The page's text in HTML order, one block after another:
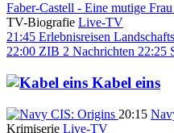
Faber-Castell - Eine mutige
TV-Biografie Live-TV
21:45 Erlebnisreisen
22:00 ZIB 2 Nachrichten 22:25
Kabel eins
20:15
Krimiserie Live-TV